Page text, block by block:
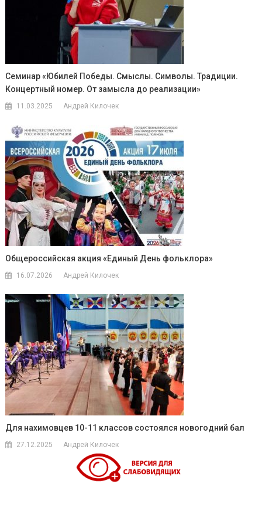
Семинар «Юбилей Победы. Смыслы. Символы. Традиции.
Концертный номер. От замысла до реализации»
11.03.2025 Андрей Килочек
Общероссийская акция «Единый День фольклора»
16.07.2026 Андрей Килочек
Для нахимовцев 10-11 классов состоялся новогодний бал
27.12.2025 Андрей Килочек